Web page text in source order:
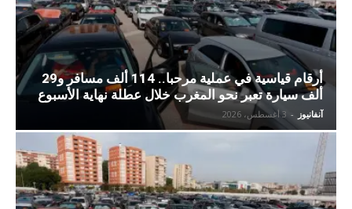
أرقام قياسية في عملية مرحبا.. 114 ألف مسافر و29
ألف سيارة تعبر نحو المغرب خلال عطلة نهاية الأسبوع
آنفانيوز - 3 أغسطس، 2026